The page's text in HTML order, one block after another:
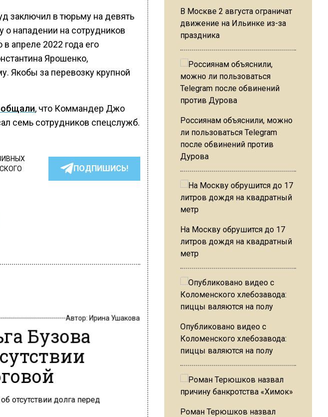
заключил в тюрьму на девять
о нападении на сотрудников
апреле 2022 года его
Ярошенко,
Якобы за перевозку крупной
, что Коммандер Джо
семь сотрудников спецслужб.
ПОДПИШИСЬ!
Автор:Ирина Ушакова
Бузова
В Москве 2 августа ограничат
движение на Ильинке из-за
праздника
Россиянам объяснили, можно
ли пользоваться Telegram
после обвинений против
Дурова
На Москву обрушится до 17
литров дождя на квадратный
метр
Опубликовано видео с
Коломенского хлебозавода:
пиццы валяются на полу
Роман Терюшков назвал